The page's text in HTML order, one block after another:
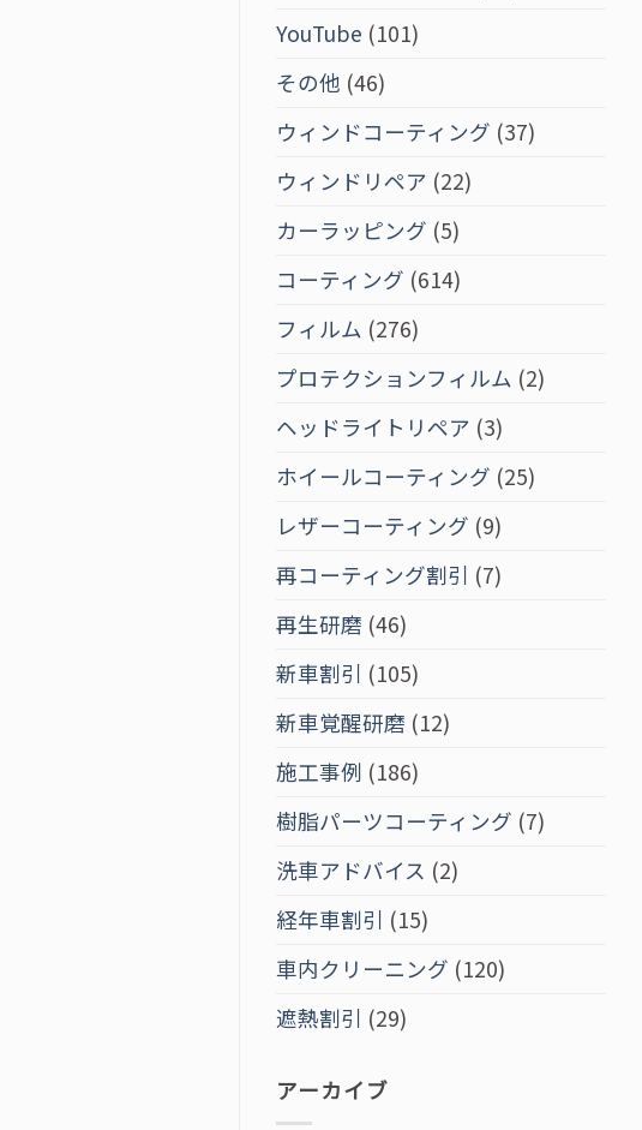
YouTube (101)
その他 (46)
ウィンドコーティング (37)
ウィンドリペア (22)
カーラッピング (5)
コーティング (614)
フィルム (276)
プロテクションフィルム (2)
ヘッドライトリペア (3)
ホイールコーティング (25)
レザーコーティング (9)
再コーティング割引 (7)
再生研磨 (46)
新車割引 (105)
新車覚醒研磨 (12)
施工事例 (186)
樹脂パーツコーティング (7)
洗車アドバイス (2)
経年車割引 (15)
車内クリーニング (120)
遮熱割引 (29)
アーカイブ